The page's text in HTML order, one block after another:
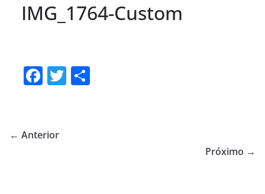
IMG_1764-Custom
F
e
T
← Anterior
Próximo →